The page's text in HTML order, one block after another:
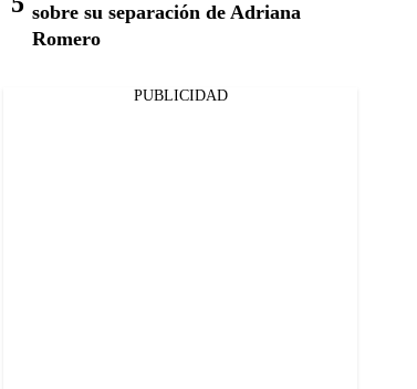
sobre su separación de Adriana
Romero
PUBLICIDAD